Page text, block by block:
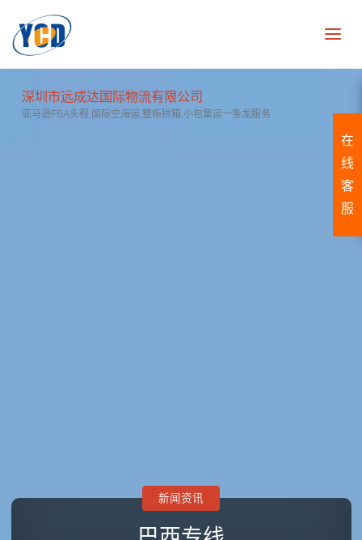
深圳市远成达国际物流有限公司
亚马逊FBA头程,国际空海运,整柜拼箱,小包集运一条龙服务
新闻资讯
在
线
客
服